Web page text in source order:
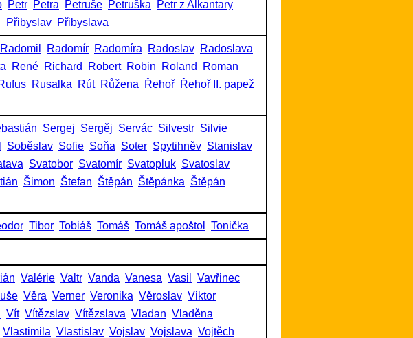
Petr Petra Petruše Petruška
Petr z Alkantary
Přibyslav Přibyslava
Radomil Radomír Radomíra Radoslav Radoslava
René Richard Robert Robin Roland
Roman
Rusalka Rút Růžena Řehoř Řehoř II. papež
Sergej Sergěj Servác Silvestr Silvie
Soběslav Sofie Soňa Soter Spytihněv Stanislav
Svatobor Svatomír Svatopluk Svatoslav
Šimon Štefan Štěpán Štěpánka Štěpán
Tibor Tobiáš Tomáš Tomáš apoštol Tonička
Valérie Valtr Vanda Vanesa Vasil
Vavřinec
Věra Verner Veronika Věroslav Viktor
Vít Vítězslav Vítězslava Vladan Vladěna
Vlastimila Vlastislav Vojslav Vojslava Vojtěch